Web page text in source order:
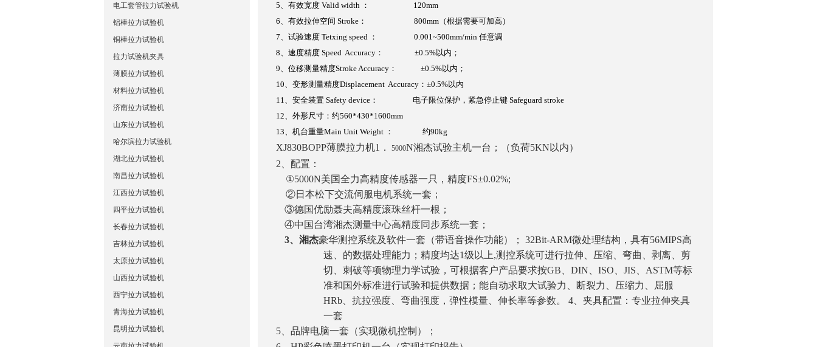
5、有效宽度Valid width ：
120mm
6、有效拉伸空间 Stroke： 800mm（根据需要可加高）
7、试验速度Tetxing speed ： 0.001~500mm/min 任意调
8、速度精度Speed Accuracy： ±0.5%以内；
9、位移测量精度Stroke Accuracy： ±0.5%以内；
10、变形测量精度Displacement Accuracy： ±0.5%以内
11、安全装置Safety device： 电子限位保护，紧急停止键Safeguard stroke
12、外形尺寸：约560*430*1600mm
13、机台重量Main Unit Weight ： 约90kg
XJ830BOPP薄膜拉力机1 ． 5000N湘杰试验主机一台；（负荷5KN以内）
2 、配置：
①5000N美国全力高精度传感器一只，精度FS±0.02%;
②日本松下交流伺服电机系统一套；
③德国优励聂夫高精度滚珠丝杆一根；
④中国台湾湘杰测量中心高精度同步系统一套；
3、湘杰豪华测控系统及软件一套（带语音操作功能）； 32Bit-ARM微处理结构，具有56MIPS高
速、的数据处理能力；精度均达1级以上,测控系统可进行拉伸、压缩、弯曲、剥离、剪
切、刺破等项物理力学试验，可根据客户产品要求按GB、DIN、ISO、JIS、ASTM等标
准和国外标准进行试验和提供数据；能自动求取大试验力、断裂力、压缩力、屈服
HRb、抗拉强度、弯曲强度，弹性模量、伸长率等参数。
4、夹具配置：专业拉伸夹具
一套
5、品牌电脑一套（实现微机控制）；
电工套管拉力试验机
铝棒拉力试验机
铜棒拉力试验机
拉力试验机夹具
薄膜拉力试验机
材料拉力试验机
济南拉力试验机
山东拉力试验机
哈尔滨拉力试验机
湖北拉力试验机
南昌拉力试验机
江西拉力试验机
四平拉力试验机
长春拉力试验机
吉林拉力试验机
太原拉力试验机
山西拉力试验机
西宁拉力试验机
青海拉力试验机
昆明拉力试验机